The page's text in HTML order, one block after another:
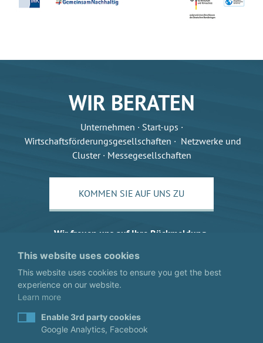
WIR BERATEN
Unternehmen · Start-ups ·
Wirtschaftsförderungsgesellschaften · Netzwerke und
Cluster · Messegesellschaften
KOMMEN SIE AUF UNS ZU
Wir freuen uns auf Ihre Rückmeldung.
This website uses cookies
This website uses cookies to ensure you get the best
experience on our website.
Learn more
Enable 3rd party cookies
Google Analytics, Facebook